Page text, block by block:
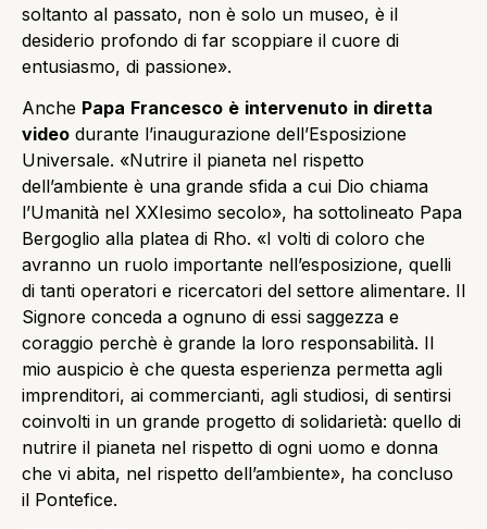
soltanto al passato, non è solo un museo, è il
desiderio profondo di far scoppiare il cuore di
entusiasmo, di passione».
Anche Papa Francesco è intervenuto in diretta
video durante l’inaugurazione dell’Esposizione
Universale. «Nutrire il pianeta nel rispetto
dell’ambiente è una grande sfida a cui Dio chiama
l’Umanità nel XXIesimo secolo», ha sottolineato Papa
Bergoglio alla platea di Rho. «I volti di coloro che
avranno un ruolo importante nell’esposizione, quelli
di tanti operatori e ricercatori del settore alimentare. Il
Signore conceda a ognuno di essi saggezza e
coraggio perchè è grande la loro responsabilità. Il
mio auspicio è che questa esperienza permetta agli
imprenditori, ai commercianti, agli studiosi, di sentirsi
coinvolti in un grande progetto di solidarietà: quello di
nutrire il pianeta nel rispetto di ogni uomo e donna
che vi abita, nel rispetto dell’ambiente», ha concluso
il Pontefice.